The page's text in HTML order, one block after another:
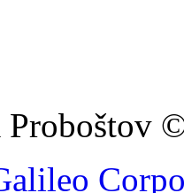
Proboštov